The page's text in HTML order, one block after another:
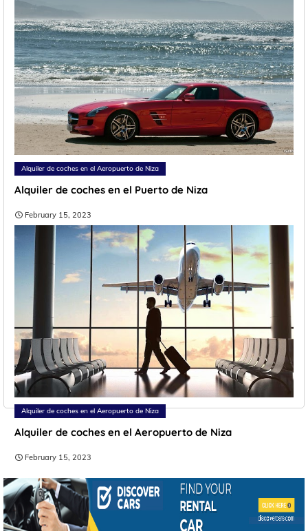
Alquiler de coches en el Aeropuerto de Niza
Alquiler de coches en el Puerto de Niza
February 15, 2023
Alquiler de coches en el Aeropuerto de Niza
Alquiler de coches en el Aeropuerto de Niza
February 15, 2023